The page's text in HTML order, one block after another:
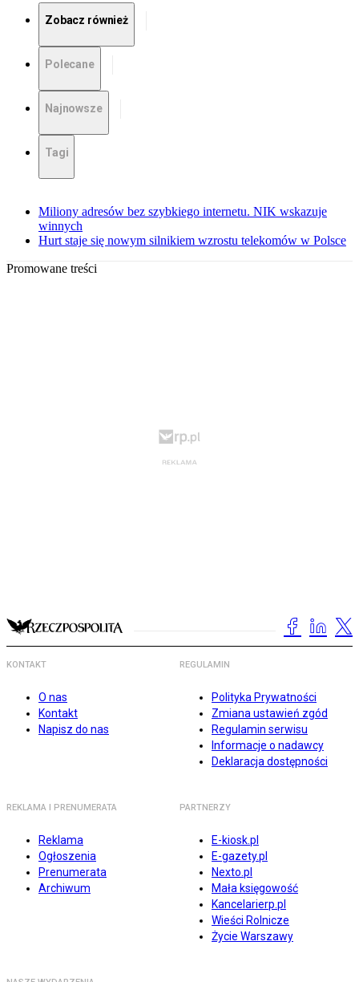
Zobacz również
Polecane
Najnowsze
Tagi
Miliony adresów bez szybkiego internetu. NIK wskazuje
winnych
Hurt staje się nowym silnikiem wzrostu telekomów w Polsce
Promowane treści
KONTAKT
O nas
Kontakt
Napisz do nas
REGULAMIN
Polityka Prywatności
Zmiana ustawień zgód
Regulamin serwisu
Informacje o nadawcy
Deklaracja dostępności
REKLAMA I PRENUMERATA
Reklama
Ogłoszenia
Prenumerata
Archiwum
PARTNERZY
E-kiosk.pl
E-gazety.pl
Nexto.pl
Mała księgowość
Kancelarierp.pl
Wieści Rolnicze
Życie Warszawy